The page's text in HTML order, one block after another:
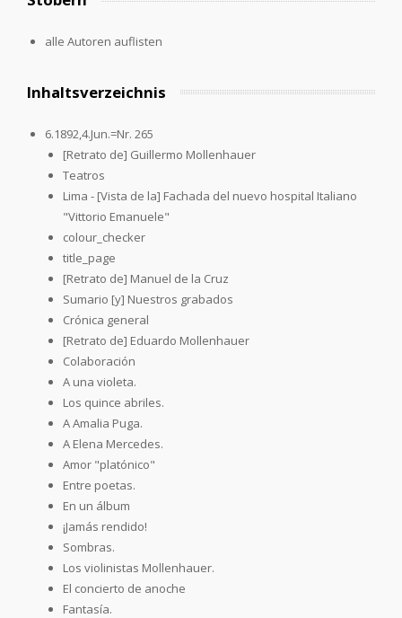
alle Autoren auflisten
Inhaltsverzeichnis
6.1892,4.Jun.=Nr. 265
[Retrato de] Guillermo Mollenhauer
Teatros
Lima - [Vista de la] Fachada del nuevo hospital Italiano
"Vittorio Emanuele"
colour_checker
title_page
[Retrato de] Manuel de la Cruz
Sumario [y] Nuestros grabados
Crónica general
[Retrato de] Eduardo Mollenhauer
Colaboración
A una violeta.
Los quince abriles.
A Amalia Puga.
A Elena Mercedes.
Amor "platónico"
Entre poetas.
En un álbum
¡Jamás rendido!
Sombras.
Los violinistas Mollenhauer.
El concierto de anoche
Fantasía.